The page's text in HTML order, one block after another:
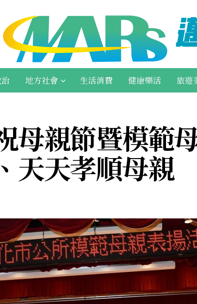
地方社會 生活消費 健康樂活 旅遊
母親節暨模範
天天孝順母親